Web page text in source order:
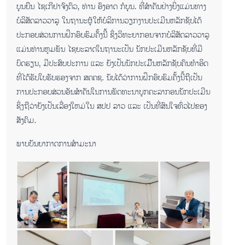
ບຸນຍືນ ໄຊເກີຢາຈົງຕົວ, ທ່ານ ອົງອາດ ກໍບຸນ. ທີ່ສຳຄັນຢ່າງຍິ່ງແມ່ນທາງ
ບໍລິສັດລາວວາລູ ໃນຖານະຜູ້ໃຫ້ບໍລິການວຽກງານປະເມີນຫລັກຊັບໄດ້
ປະກອບສ່ວນການຝຶກອົບຮົມຄັ້ງນີ້ ຊຶ່ງວິທະຍາກອນຈາກບໍລິສັດລາວວາລູ
ແມ່ນທ່ານຫຸມພັນ ໄຊຍະລາດໃນຖານະເປັນ ນັກປະເມີນຫລັກຊັບທີ່ມີ
ບົດຮຽນ, ມີປະສົບປະການ ແລະ ຍັງເປັນນັກປະເມິີນຫລັກຊັບຄົນທຳອິດ
ທີ່ໄດ້ຮັບໃບຮັບຮອງຈາກ ສຄຄຊ. ນັບໄດ້ວ່າການຝຶກອົບຮົມຄັ້ງນີ້ຖືເປັນ
ການປະກອບສ່ວນອັນສຳຄັນໃນການພັດທະນາບູກຄະລາກອນນັກປະເມີນ
ຊຶ່ງຖືວ່າຍັງເປັນເລື່ອງໃຫມ່ໃນ ສປປ ລາວ ແລະ ເປັນທີ່ສົນໃຈທົ່ວໄປຂອງ
ສັງຄົມ.
ພາບ​ບັນ​ຍາ​ກາດ​ການ​ສຳ​ມະ​ນາ